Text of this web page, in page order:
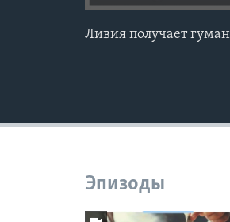
Ливия получает
Эпизоды